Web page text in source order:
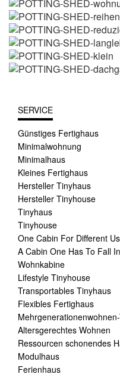
SERVICE
Günstiges Fertighaus
Minimalwohnung
Minimalhaus
Kleines Fertighaus
Hersteller Tinyhaus
Hersteller Tinyhouse
Tinyhaus
Tinyhouse
One Cabin For Different
A Cabin One Has To Fall
Wohnkabine
Lifestyle Tinyhouse
Transportables Tinyhaus
Flexibles Fertighaus
Altersgerechtes Wohnen
Ressourcen schonendes
Modulhaus
Ferienhaus